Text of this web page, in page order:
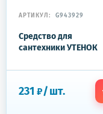
АРТИКУЛ: G943929
Средство для
сантехники УТЕНОК
Эффект 500мл.
231 ₽/шт.